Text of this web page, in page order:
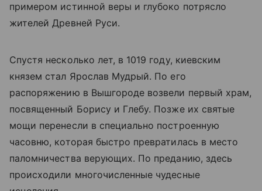
примером истинной веры и глубоко потрясло
жителей Древней Руси.
Спустя несколько лет, в 1019 году, киевским
князем стал Ярослав Мудрый. По его
распоряжению в Вышгороде возвели первый храм,
посвященный Борису и Глебу. Позже их святые
мощи перенесли в специально построенную
часовню, которая быстро превратилась в место
паломничества верующих. По преданию, здесь
происходили многочисленные чудесные